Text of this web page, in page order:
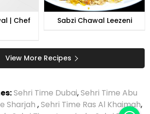
| Chef
Sabzi Chawal Leezeni
View More Recipes
Sehri Time Dubai,Sehri Time Abu
Sharjah ,Sehri Time Ras Al Khaimah,